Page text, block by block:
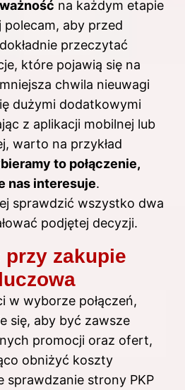
na każdym etapie
polecam, aby przed
przeczytać
które pojawią się na
chwila nieuwagi
dużymi dodatkowymi
z aplikacji mobilnej lub
warto na przykład
to połączenie,
nas interesuje.
sprawdzić wszystko dwa
podjętej decyzji.
przy zakupie
w wyborze połączeń,
się, aby być zawsze
promocji oraz ofert,
obniżyć koszty
sprawdzanie strony PKP